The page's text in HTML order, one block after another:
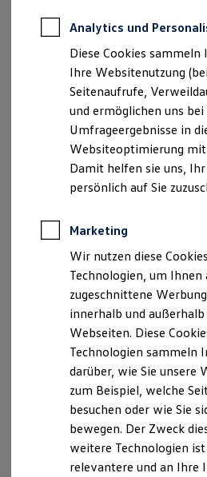
Autokredit mit
Versicherungen und
Kfz-Versicherung
Garantien
Wartungsverträge
Geschäftskunden
Professional Class
Großkunden
Behörden
Direktkunden
Sonderfahrzeuge
Elektromobilität
Elektroautos
Elektrofahrzeugkonzepte
ID. EVERY1
Reichweite
Reichweite der ID.
Reichweite im
Rekuperation
Laden
Laden unterwegs
Laden Zuhause
Ladestationen
Ladezeitensimulator
Sicherheit
Garantie und
Nachhaltigkeit
, 1 von 2 , 2 von 2
DualmotorAllradantrieb
Elektromotoren, die über ein 1-
beziehungsweise Vorderräder
mechanische Verbindung
Traktion und verbesserte
Auf Wunsch auch mit einer
Anhängevorrichtung– für Lasten
Nutzungsbedingungen
Analytics und
Diese Cookies
Ihre Websitenutzung
Seitenaufrufe,
und ermöglichen uns
Umfrageergebnisse in
Websiteoptimierung mit
Damit helfen sie uns,
persönlich auf Sie
Marketing
Wir nutzen diese
Technologien, um
zugeschnittene
innerhalb und
Webseiten. Diese
Technologien sammeln
darüber, wie Sie unsere
zum Beispiel, welche
besuchen oder wie Sie
bewegen. Der Zweck
weitere Technologien
relevantere und an Ihre